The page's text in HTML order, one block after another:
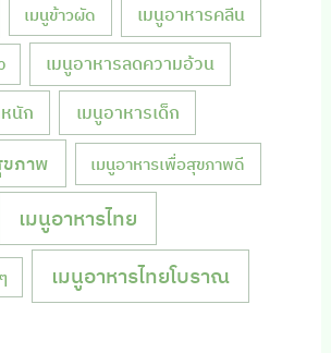
เมนูข้าวผัด เมนูอาหารคลีน
เมนูอาหารลดความอ้วน
นัก เมนูอาหารเด็ก
ขภาพ เมนูอาหารเพื่อสุขภาพดี
เมนูอาหารไทย
เมนูอาหารไทยโบราณ